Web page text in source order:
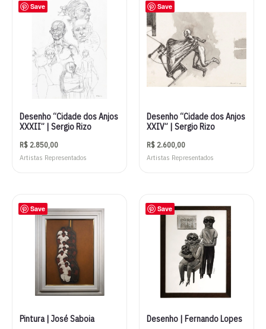
Save
Desenho “Cidade dos Anjos
XXXII” | Sergio Rizo
R$ 2.850,00
Artistas Representados
Save
Desenho “Cidade dos Anjos
XXIV” | Sergio Rizo
R$ 2.600,00
Artistas Representados
Save
Pintura | José Saboia
Save
Desenho | Fernando Lopes